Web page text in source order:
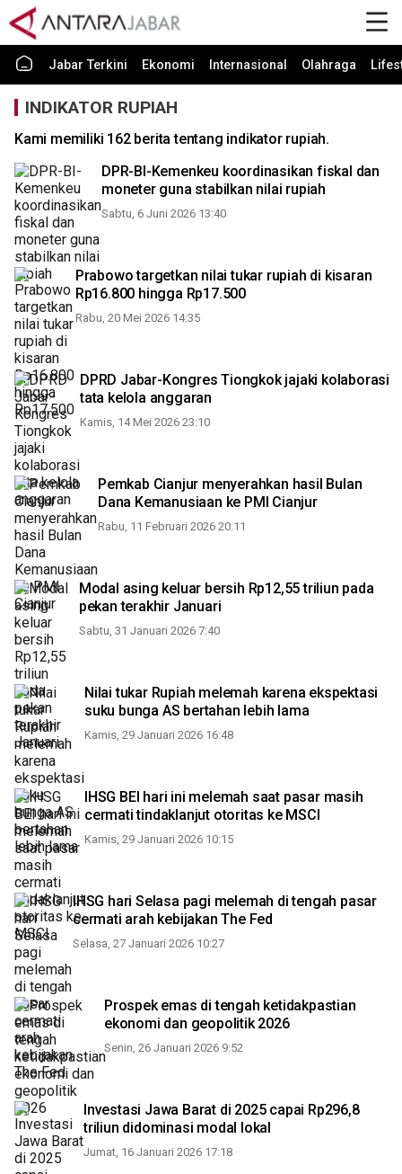
Jabar Terkini Ekonomi Internasional Olahraga
INDIKATOR RUPIAH
Kami memiliki 162 berita tentang indikator rupiah.
DPR-BI-Kemenkeu koordinasikan fiskal dan
moneter guna stabilkan nilai rupiah
Sabtu, 6 Juni 2026 13:40
Prabowo targetkan nilai tukar rupiah di kisaran
Rp16.800 hingga Rp17.500
Rabu, 20 Mei 2026 14:35
DPRD Jabar-Kongres Tiongkok jajaki kolaborasi
tata kelola anggaran
Kamis, 14 Mei 2026 23:10
Pemkab Cianjur menyerahkan hasil Bulan
Dana Kemanusiaan ke PMI Cianjur
Rabu, 11 Februari 2026 20:11
Modal asing keluar bersih Rp12,55 triliun pada
pekan terakhir Januari
Sabtu, 31 Januari 2026 7:40
Nilai tukar Rupiah melemah karena ekspektasi
suku bunga AS bertahan lebih lama
Kamis, 29 Januari 2026 16:48
IHSG BEI hari ini melemah saat pasar masih
cermati tindaklanjut otoritas ke MSCI
Kamis, 29 Januari 2026 10:15
IHSG hari Selasa pagi melemah di tengah pasar
cermati arah kebijakan The Fed
Selasa, 27 Januari 2026 10:27
Prospek emas di tengah ketidakpastian
ekonomi dan geopolitik 2026
Senin, 26 Januari 2026 9:52
Investasi Jawa Barat di 2025 capai Rp296,8
triliun didominasi modal lokal
Jumat, 16 Januari 2026 17:18